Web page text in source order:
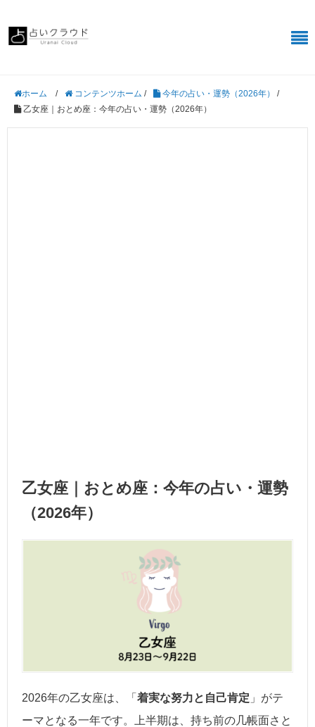
ホーム / コンテンツホーム / 今年の占い・運勢（2026年）
/
乙女座｜おとめ座：今年の占い・運勢（2026年）
乙女座｜おとめ座：今年の占い・運勢
（2026年）
2026年の乙女座は、「 着実な努力と自己肯定 」がテ
ーマとなる一年です。上半期は、持ち前の几帳面さと